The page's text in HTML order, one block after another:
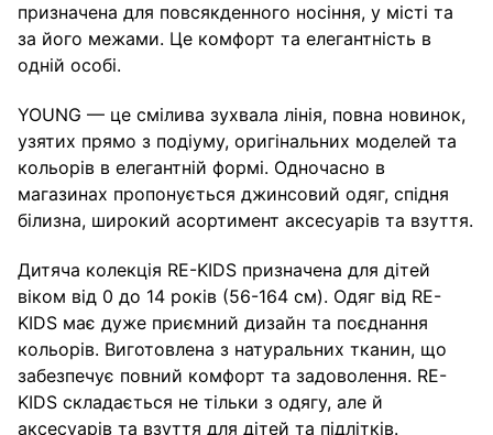
призначена для повсякденного носіння, у місті та
за його межами. Це комфорт та елегантність в
одній особі.
YOUNG — це смілива зухвала лінія, повна новинок,
узятих прямо з подіуму, оригінальних моделей та
кольорів в елегантній формі. Одночасно в
магазинах пропонується джинсовий одяг, спідня
білизна, широкий асортимент аксесуарів та взуття.
Дитяча колекція RE-KIDS призначена для дітей
віком від 0 до 14 років (56-164 см). Одяг від RE-
KIDS має дуже приємний дизайн та поєднання
кольорів. Виготовлена ​​з натуральних тканин, що
забезпечує повний комфорт та задоволення. RE-
KIDS складається не тільки з одягу, але й
аксесуарів та взуття для дітей та підлітків.